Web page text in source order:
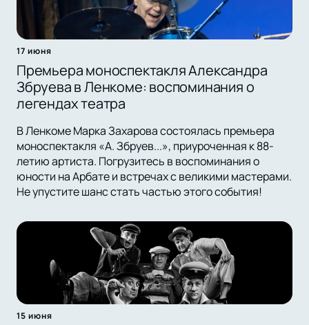
17 июня
Премьера моноспектакля Александра
Збруева в Ленкоме: воспоминания о
легендах театра
В Ленкоме Марка Захарова состоялась премьера
моноспектакля «А. Збруев...», приуроченная к 88-
летию артиста. Погрузитесь в воспоминания о
юности на Арбате и встречах с великими мастерами.
Не упустите шанс стать частью этого события!
15 июня